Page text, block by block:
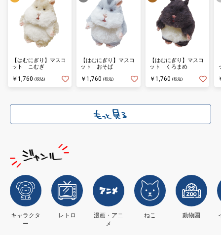
【はむにぎり】マスコ
ット こむぎ
￥1,760 (税込)
【はむにぎり】マスコ
ット おそば
￥1,760 (税込)
【はむにぎり】マスコ
ット くろまめ
￥1,760 (税込)
キャラクタ
ー
レトロ
漫画・アニ
メ
ねこ 動物園